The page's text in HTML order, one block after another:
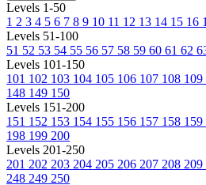
Levels 1-50
1 2 3 4 5 6 7 8 9 10 11 12 13 14 15 16
Levels 51-100
51 52 53 54 55 56 57 58 59 60 61 62
Levels 101-150
101 102 103 104 105 106 107 108 109
148 149 150
Levels 151-200
151 152 153 154 155 156 157 158 159
198 199 200
Levels 201-250
201 202 203 204 205 206 207 208 209
248 249 250